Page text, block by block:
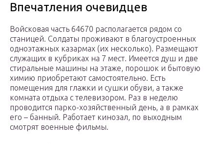
Впечатления очевидцев
Войсковая часть 64670 располагается рядом со
станицей. Солдаты проживают в благоустроенных
одноэтажных казармах (их несколько). Размещают
служащих в кубриках на 7 мест. Имеется душ и две
стиральные машины на этаже, порошок и бытовую
химию приобретают самостоятельно. Есть
помещения для глажки и сушки обуви, а также
комната отдыха с телевизором. Раз в неделю
проводится парко-хозяйственный день, а в рамках
его – банный. Работает кинозал, по выходным
смотрят военные фильмы.